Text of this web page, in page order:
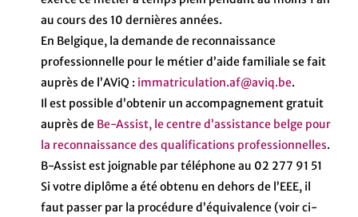
au cours des 10 dernières années.
En Belgique, la demande de reconnaissance
professionnelle pour le métier d’aide familiale se fait
auprès de l’AViQ : immatriculation.af@aviq.be.
Il est possible d’obtenir un accompagnement gratuit
auprès de Be-Assist, le centre d’assistance belge pour
la reconnaissance des qualifications professionnelles.
B-Assist est joignable par téléphone au 02 277 91 51
Si votre diplôme a été obtenu en dehors de l’EEE, il
faut passer par la procédure d’équivalence (voir ci-